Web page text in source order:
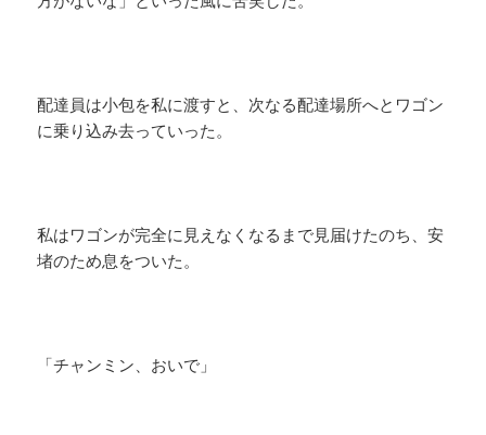
配達員は小包を私に渡すと、次なる配達場所へとワゴン
に乗り込み去っていった。
私はワゴンが完全に見えなくなるまで見届けたのち、安
堵のため息をついた。
「チャンミン、おいで」